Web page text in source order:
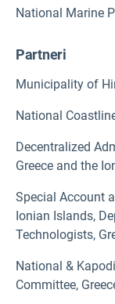
National Marine
Partneri
Municipality of
National
Decentralized
Greece and the
Special Account
Ionian Islands,
Technologists,
National &
Committee,